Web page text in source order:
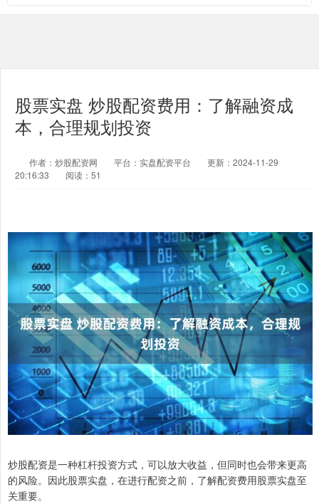
股票实盘 炒股配资费用：了解融资成
本，合理规划投资
作者：炒股配资网 平台：实盘配资平台
更新：2024-11-29
20:16:33
阅读：51
炒股配资是一种杠杆投资方式，可以放大收益，但同时也会带来更高
的风险。因此股票实盘，在进行配资之前，了解配资费用股票实盘至
关重要。